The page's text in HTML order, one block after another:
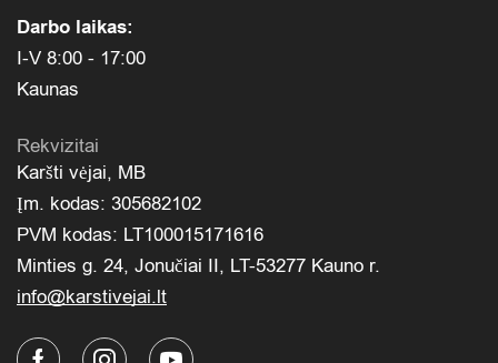
Darbo laikas:
I-V 8:00 - 17:00
Kaunas
Rekvizitai
Karšti vėjai, MB
Įm. kodas: 305682102
PVM kodas: LT100015171616
Minties g. 24, Jonučiai II, LT-53277 Kauno r.
info@karstivejai.lt